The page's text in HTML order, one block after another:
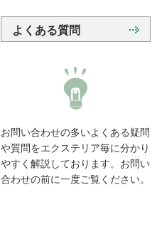
よくある質問
お問い合わせの多いよくある疑問
や質問をエクステリア毎に分かり
やすく解説しております。お問い
合わせの前に一度ご覧ください。